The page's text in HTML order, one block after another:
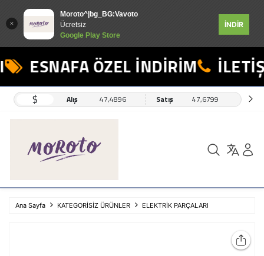
Moroto^|bg_BG:Vavoto
Ücretsiz
Google Play Store
İNDİR
ESNAFA ÖZEL İNDİRİM
$ Alış 47,4896 Satış 47,6799
Ana Sayfa KATEGORİSİZ ÜRÜNLER ELEKTRİK PARÇALARI